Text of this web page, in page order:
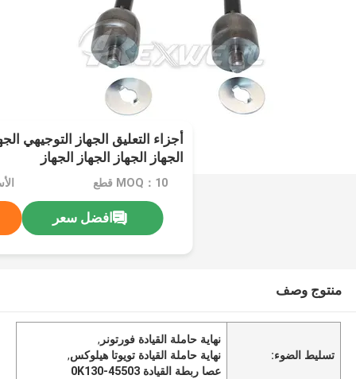
أجزاء التعليق الجهاز التوجيهي
الجهاز الجهاز الجهاز الجهاز
MOQ：10 قطع
افضل سعر
منتوج وصف
تسليط الضوء:
نهاية حاملة القيادة فورتونر ,
نهاية حاملة القيادة تويوتا هيلوكس,
عصا ربطة القيادة 45503-0K130